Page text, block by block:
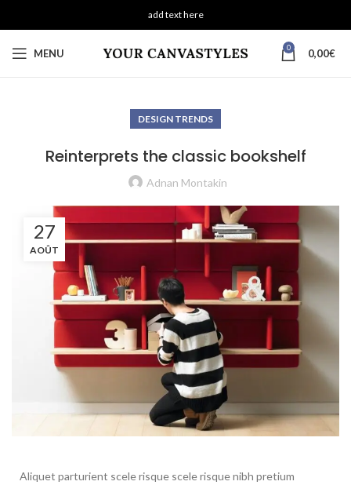
add text here
MENU 0 0,00€
DESIGN TRENDS
Reinterprets the classic bookshelf
Adnan Montakin
27
AOÛT
Aliquet parturient scele risque scele risque nibh pretium